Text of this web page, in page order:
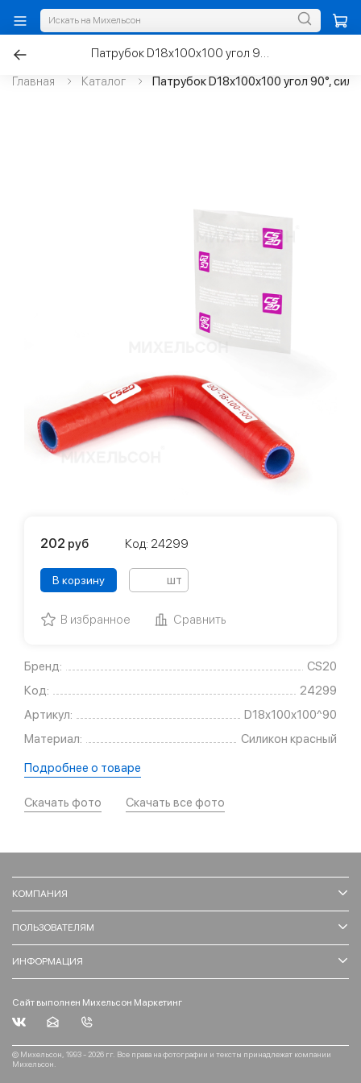
Главная Каталог Патрубок D18х100х100 угол 90°,
Бренд:
CS20
Код:
24299
Артикул:
D18x100x100^90
Материал:
Силикон красный
Подробнее о товаре
Скачать фото Скачать все фото
202 руб Код: 24299
В корзину шт
В избранное Сравнить
КОМПАНИЯ
ПОЛЬЗОВАТЕЛЯМ
ИНФОРМАЦИЯ
Сайт выполнен Михельсон Маркетинг
© Михельсон, 1993 - 2026 гг. Все права на фотографии и тексты принадлежат компании
Михельсон.